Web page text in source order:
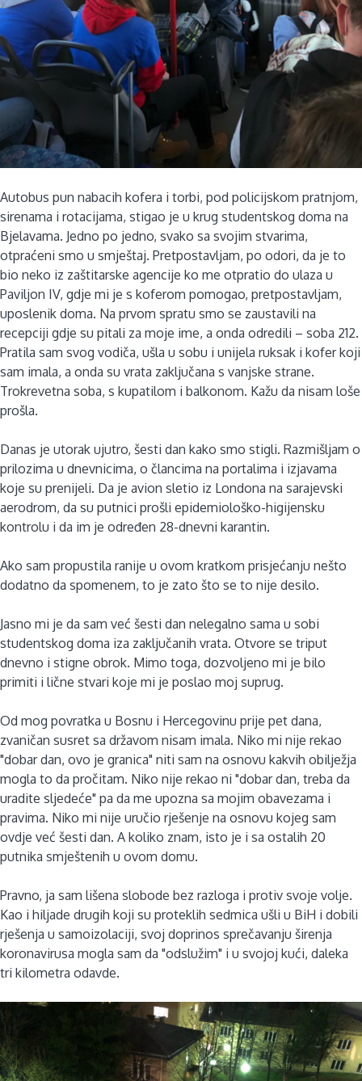
Autobus pun nabacih kofera i torbi, pod policijskom pratnjom,
sirenama i rotacijama, stigao je u krug studentskog doma na
Bjelavama. Jedno po jedno, svako sa svojim stvarima,
otpraćeni smo u smještaj. Pretpostavljam, po odori, da je to
bio neko iz zaštitarske agencije ko me otpratio do ulaza u
Paviljon IV, gdje mi je s koferom pomogao, pretpostavljam,
uposlenik doma. Na prvom spratu smo se zaustavili na
recepciji gdje su pitali za moje ime, a onda odredili – soba 212.
Pratila sam svog vodiča, ušla u sobu i unijela ruksak i kofer koji
sam imala, a onda su vrata zaključana s vanjske strane.
Trokrevetna soba, s kupatilom i balkonom. Kažu da nisam loše
prošla.
Danas je utorak ujutro, šesti dan kako smo stigli. Razmišljam o
prilozima u dnevnicima, o člancima na portalima i izjavama
koje su prenijeli. Da je avion sletio iz Londona na sarajevski
aerodrom, da su putnici prošli epidemiološko-higijensku
kontrolu i da im je određen 28-dnevni karantin.
Ako sam propustila ranije u ovom kratkom prisjećanju nešto
dodatno da spomenem, to je zato što se to nije desilo.
Jasno mi je da sam već šesti dan nelegalno sama u sobi
studentskog doma iza zaključanih vrata. Otvore se triput
dnevno i stigne obrok. Mimo toga, dozvoljeno mi je bilo
primiti i lične stvari koje mi je poslao moj suprug.
Od mog povratka u Bosnu i Hercegovinu prije pet dana,
zvaničan susret sa državom nisam imala. Niko mi nije rekao
"dobar dan, ovo je granica" niti sam na osnovu kakvih obilježja
mogla to da pročitam. Niko nije rekao ni "dobar dan, treba da
uradite sljedeće" pa da me upozna sa mojim obavezama i
pravima. Niko mi nije uručio rješenje na osnovu kojeg sam
ovdje već šesti dan. A koliko znam, isto je i sa ostalih 20
putnika smještenih u ovom domu.
Pravno, ja sam lišena slobode bez razloga i protiv svoje volje.
Kao i hiljade drugih koji su proteklih sedmica ušli u BiH i dobili
rješenja u samoizolaciji, svoj doprinos sprečavanju širenja
koronavirusa mogla sam da "odslužim" i u svojoj kući, daleka
tri kilometra odavde.